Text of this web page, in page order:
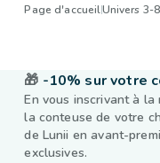
Page d'accueilUnivers 3-
🎁 -10% sur votre
En vous inscrivant à
la conteuse de votre
de Lunii en avant-
exclusives.